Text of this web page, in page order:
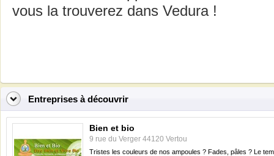
vous la trouverez dans Vedura !
Entreprises à découvrir
Bien et bio
9 rue du Verger 44120 Vertou
Tristes les couleurs de nos ampoules ? Fades, pâles ? Le